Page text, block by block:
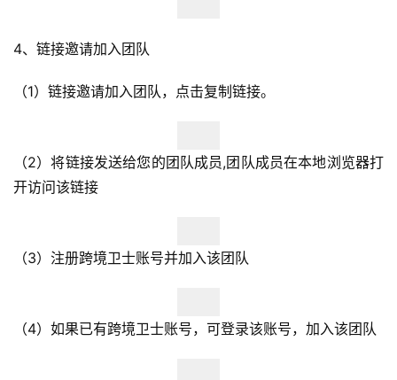
4、链接邀请加入团队
（1）链接邀请加入团队，点击复制链接。
（2）将链接发送给您的团队成员,团队成员在本地浏览器打
开访问该链接
（3）注册跨境卫士账号并加入该团队
（4）如果已有跨境卫士账号，可登录该账号，加入该团队